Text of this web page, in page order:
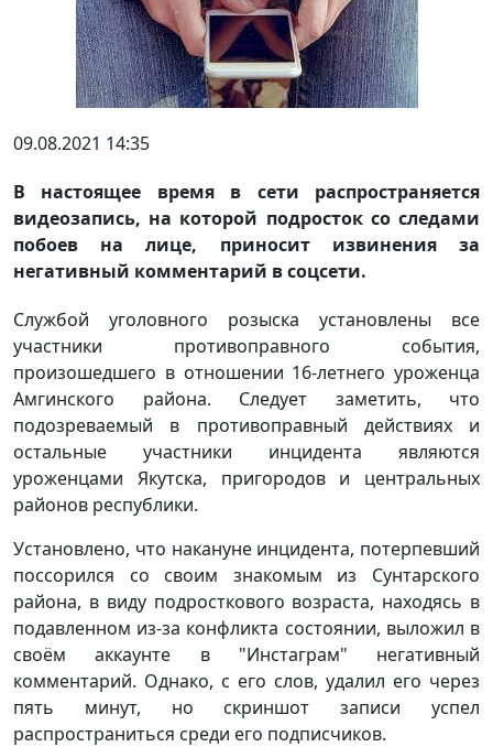
09.08.2021 14:35
В настоящее время в сети распространяется
видеозапись, на которой подросток со следами
побоев на лице, приносит извинения за
негативный комментарий в соцсети.
Службой уголовного розыска установлены все
участники противоправного события,
произошедшего в отношении 16-летнего уроженца
Амгинского района. Следует заметить, что
подозреваемый в противоправный действиях и
остальные участники инцидента являются
уроженцами Якутска, пригородов и центральных
районов республики.
Установлено, что накануне инцидента, потерпевший
поссорился со своим знакомым из Сунтарского
района, в виду подросткового возраста, находясь в
подавленном из-за конфликта состоянии, выложил в
своём аккаунте в "Инстаграм" негативный
комментарий. Однако, с его слов, удалил его через
пять минут, но скриншот записи успел
распространиться среди его подписчиков.